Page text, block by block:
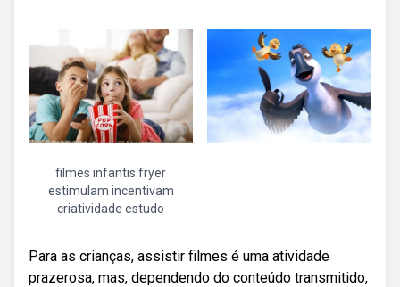
filmes infantis fryer
estimulam incentivam
criatividade estudo
Para as crianças, assistir filmes é uma atividade
prazerosa, mas, dependendo do conteúdo transmitido,